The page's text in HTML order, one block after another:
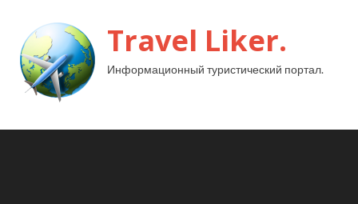
Travel Liker.
Информационный туристический портал.